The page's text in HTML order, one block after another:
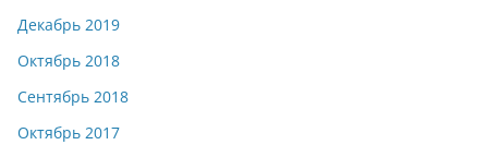
Декабрь 2019
Октябрь 2018
Сентябрь 2018
Октябрь 2017